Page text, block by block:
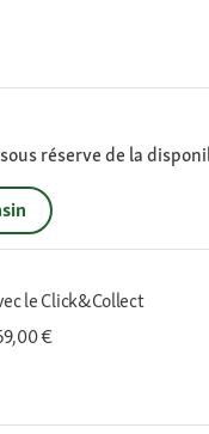
réserve de la
le Click&Collect
€